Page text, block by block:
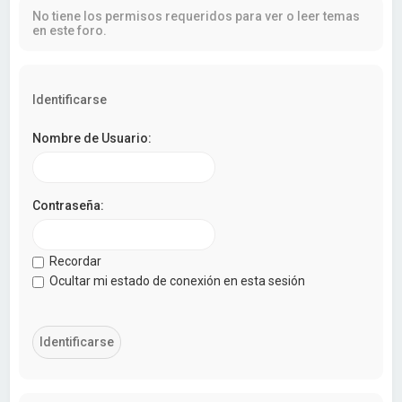
No tiene los permisos requeridos para ver o leer temas
en este foro.
Identificarse
Nombre de Usuario:
Contraseña:
Recordar
Ocultar mi estado de conexión en esta sesión